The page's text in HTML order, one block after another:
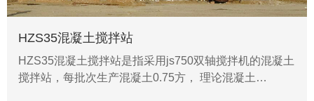
HZS35混凝土搅拌站
HZS35混凝土搅拌站是指采用js750双轴搅拌机的混凝土
搅拌站，每批次生产混凝土0.75方， 理论混凝土…